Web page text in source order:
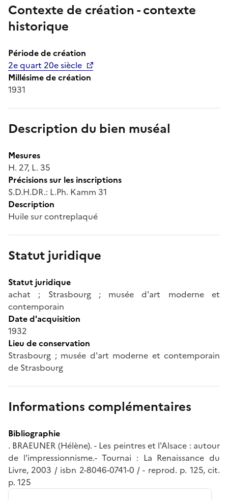
Contexte de création - contexte
historique
Période de création
2e quart 20e siècle
Millésime de création
1931
Description du bien muséal
Mesures
H. 27, L. 35
Précisions sur les inscriptions
S.D.H.DR.: L.Ph. Kamm 31
Description
Huile sur contreplaqué
Statut juridique
Statut juridique
achat ; Strasbourg ; musée d'art moderne et
contemporain
Date d'acquisition
1932
Lieu de conservation
Strasbourg ; musée d'art moderne et contemporain
de Strasbourg
Informations complémentaires
Bibliographie
. BRAEUNER (Hélène). - Les peintres et l'Alsace : autour
de l'impressionnisme.- Tournai : La Renaissance du
Livre, 2003 / isbn 2-8046-0741-0 / - reprod. p. 125, cit.
p. 125